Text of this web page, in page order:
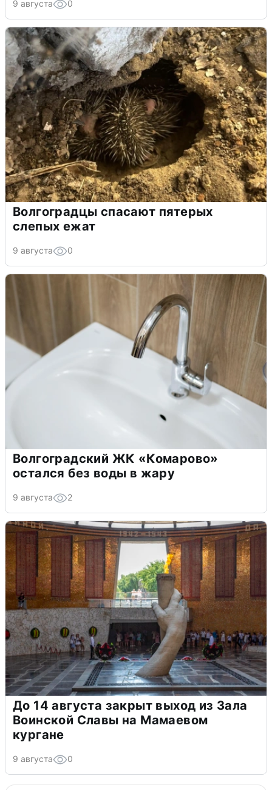
9 августа 0
Волгоградцы спасают пятерых
слепых ежат
9 августа 0
Волгоградский ЖК «Комарово»
остался без воды в жару
9 августа 2
До 14 августа закрыт выход из Зала
Воинской Славы на Мамаевом
кургане
9 августа 0